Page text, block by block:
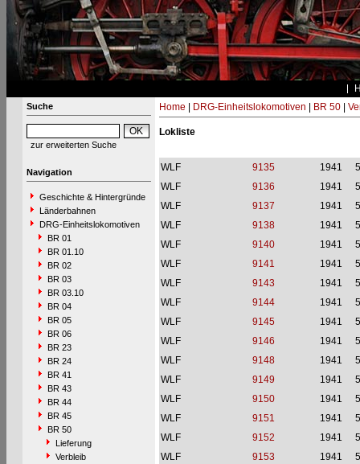
Suche
zur erweiterten Suche
Navigation
Geschichte & Hintergründe
Länderbahnen
DRG-Einheitslokomotiven
BR 01
BR 01.10
BR 02
BR 03
BR 03.10
BR 04
BR 05
BR 06
BR 23
BR 24
BR 41
BR 43
BR 44
BR 45
BR 50
Lieferung
Verbleib
Home DRG-Einheitslokomotiven BR 50|
Lokliste
WLF 9135 1941
WLF
9136 1941
WLF
9137 1941
WLF
9138 1941
WLF
9140 1941
WLF
9141 1941
WLF
9143 1941
WLF
9144 1941
WLF
9145 1941
WLF
9146 1941
WLF
9148 1941
WLF
9149 1941
WLF
9150 1941
WLF
9151 1941
WLF
9152 1941
WLF
9153 1941